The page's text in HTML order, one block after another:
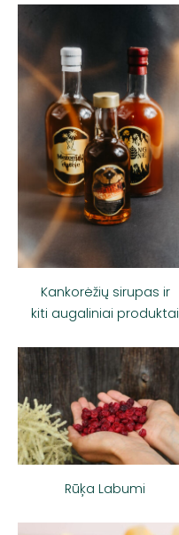
Kankorėžių sirupas ir
kiti augaliniai produktai
Rūķa Labumi